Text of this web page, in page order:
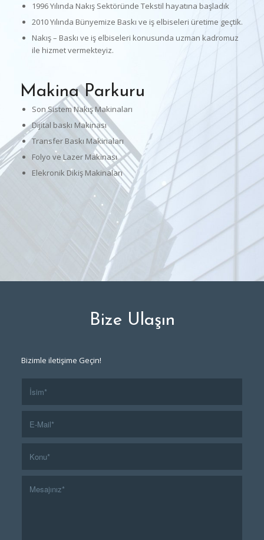
1996 Yılında Nakış Sektöründe Tekstil hayatına başladık
2010 Yılında Bünyemize Baskı ve iş elbiseleri üretime geçtik.
Nakış – Baskı ve iş elbiseleri konusunda uzman kadromuz
ile hizmet vermekteyiz.
Makina Parkuru
Son Sistem Nakış Makinaları
Dijital baskı Makinası
Transfer Baskı Makinaları
Folyo ve Lazer Makinası
Elekronik Dikiş Makinaları
Bize Ulaşın
Bizimle iletişime Geçin!